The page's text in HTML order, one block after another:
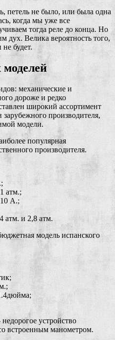
петель не было, или была одна
когда мы уже все
тогда реле до конца. Но
дух. Велика вероятность того,
не будет.
механические и
дороже и редко
широкий ассортимент
зарубежного производителя,
модели.
популярная
производителя.
атм.;
А.;
атм. и 2,8 атм.
модель испанского
устройство
встроенным манометром.